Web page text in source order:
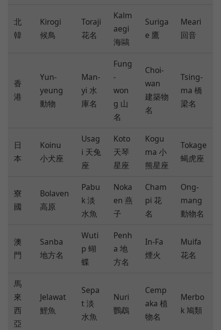
北
韓
Kirogi
候鳥
Toraji
花名
Kalm
aegi
海鷗
Suriga
e 鷹
Meari
回音
香
港
Yun-
yeung
動物
Man-
yi 水
庫名
Fung
-
won
g 山
名
Choi-
wan
建築物
名
Tsing-
ma 橋
梁名
日
本
Koinu
小犬座
Usag
i 天兔
座
Koto
天琴
星座
Kogu
ma 小
熊星座
Tokage
蝎虎座
寮
國
Bolaven
高原
Pabu
k 淡
水魚
Noka
en 燕
子
Cham
pi 花
名
Ong-
mang
動物名
澳
門
Sanba
地方名
Wuti
p 蝴
蝶
Penh
a 地
方名
In-Fa
煙火
Muifa
花名
馬
來
西
亞
Jelawat
鯉魚
Sepa
t 淡
水魚
Nuri
鸚鵡
Cemp
aka 植
物名
Merbo
k 鳩類